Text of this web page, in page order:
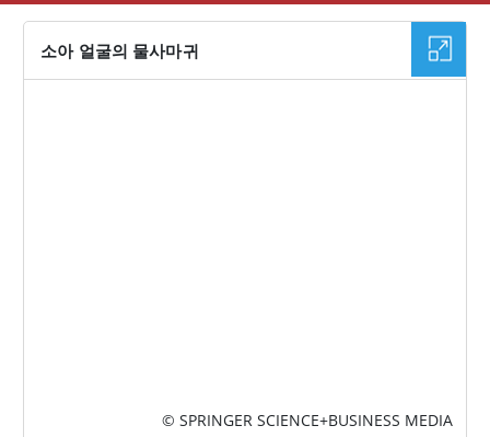
소아 얼굴의 물사마귀
© SPRINGER SCIENCE+BUSINESS MEDIA